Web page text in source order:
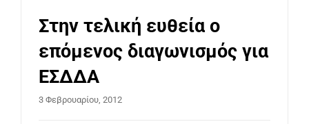
Στην τελική ευθεία ο
επόμενος διαγωνισμός για
ΕΣΔΔΑ
3 Φεβρουαρίου, 2012